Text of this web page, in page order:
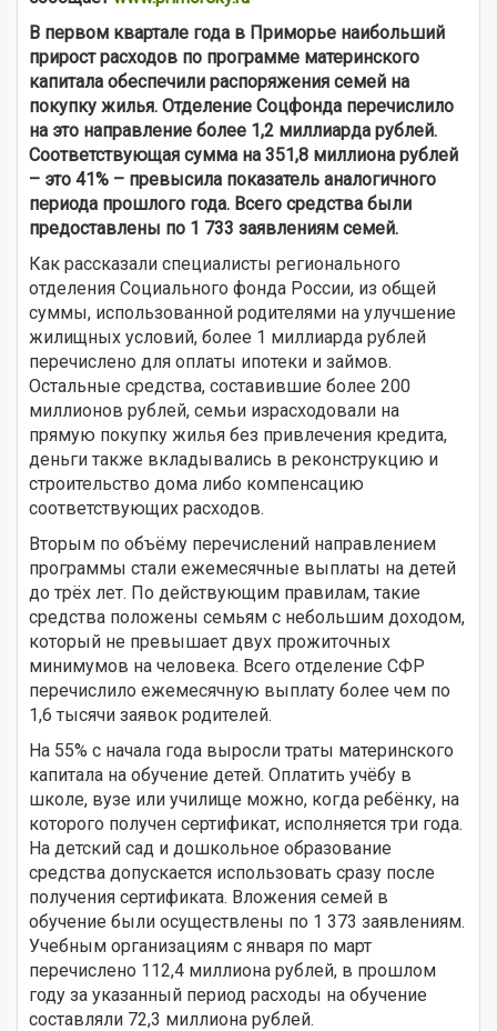
В первом квартале года в Приморье наибольший
прирост расходов по программе материнского
капитала обеспечили распоряжения семей на
покупку жилья. Отделение Соцфонда перечислило
на это направление более 1,2 миллиарда рублей.
Соответствующая сумма на 351,8 миллиона рублей
– это 41% – превысила показатель аналогичного
периода прошлого года. Всего средства были
предоставлены по 1 733 заявлениям семей.
Как рассказали специалисты регионального
отделения Социального фонда России, из общей
суммы, использованной родителями на улучшение
жилищных условий, более 1 миллиарда рублей
перечислено для оплаты ипотеки и займов.
Остальные средства, составившие более 200
миллионов рублей, семьи израсходовали на
прямую покупку жилья без привлечения кредита,
деньги также вкладывались в реконструкцию и
строительство дома либо компенсацию
соответствующих расходов.
Вторым по объёму перечислений направлением
программы стали ежемесячные выплаты на детей
до трёх лет. По действующим правилам, такие
средства положены семьям с небольшим доходом,
который не превышает двух прожиточных
минимумов на человека. Всего отделение СФР
перечислило ежемесячную выплату более чем по
1,6 тысячи заявок родителей.
На 55% с начала года выросли траты материнского
капитала на обучение детей. Оплатить учёбу в
школе, вузе или училище можно, когда ребёнку, на
которого получен сертификат, исполняется три года.
На детский сад и дошкольное образование
средства допускается использовать сразу после
получения сертификата. Вложения семей в
обучение были осуществлены по 1 373 заявлениям.
Учебным организациям с января по март
перечислено 112,4 миллиона рублей, в прошлом
году за указанный период расходы на обучение
составляли 72,3 миллиона рублей.